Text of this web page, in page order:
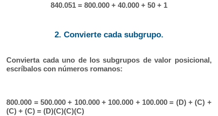
840.051 = 800.000 + 40.000 + 50 + 1
2. Convierte cada subgrupo.
Convierta cada uno de los subgrupos de valor posicional,
escríbalos con números romanos:
800.000 = 500.000 + 100.000 + 100.000 + 100.000 = (D) + (C) +
(C) + (C) = (D)(C)(C)(C)